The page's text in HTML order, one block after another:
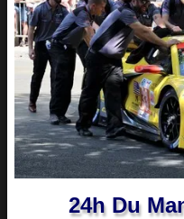
Sorties de piste
24h Du